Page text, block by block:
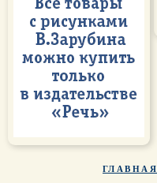
ГЛАВНАЯ